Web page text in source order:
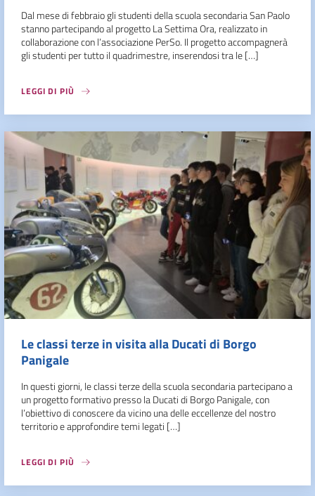
Dal mese di febbraio gli studenti della scuola secondaria San Paolo
stanno partecipando al progetto La Settima Ora, realizzato in
collaborazione con l’associazione PerSo. Il progetto accompagnerà
gli studenti per tutto il quadrimestre, inserendosi tra le […]
LEGGI DI PIÙ
Le classi terze in visita alla Ducati di Borgo
Panigale
In questi giorni, le classi terze della scuola secondaria partecipano a
un progetto formativo presso la Ducati di Borgo Panigale, con
l’obiettivo di conoscere da vicino una delle eccellenze del nostro
territorio e approfondire temi legati […]
LEGGI DI PIÙ